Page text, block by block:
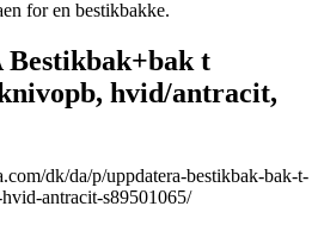
for en bestikbakke.
Bestikbak+bak t
hvid/antracit,
dk/da/p/uppdatera-bestikbak-bak-t-
antracit-s89501065/